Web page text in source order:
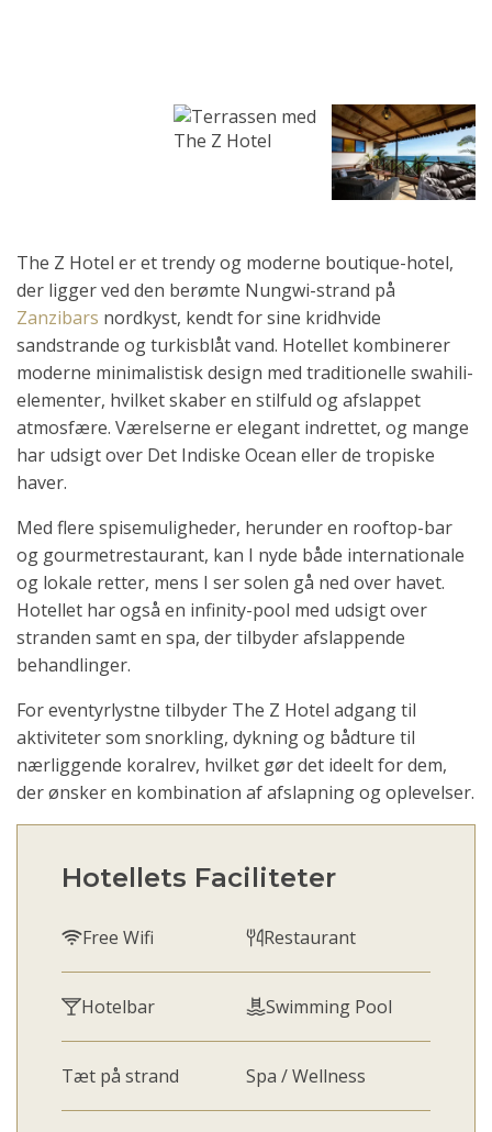
The Z Hotel er et trendy og moderne boutique-hotel,
der ligger ved den berømte Nungwi-strand på
Zanzibars nordkyst, kendt for sine kridhvide
sandstrande og turkisblåt vand. Hotellet kombinerer
moderne minimalistisk design med traditionelle swahili-
elementer, hvilket skaber en stilfuld og afslappet
atmosfære. Værelserne er elegant indrettet, og mange
har udsigt over Det Indiske Ocean eller de tropiske
haver.
Med flere spisemuligheder, herunder en rooftop-bar
og gourmetrestaurant, kan I nyde både internationale
og lokale retter, mens I ser solen gå ned over havet.
Hotellet har også en infinity-pool med udsigt over
stranden samt en spa, der tilbyder afslappende
behandlinger.
For eventyrlystne tilbyder The Z Hotel adgang til
aktiviteter som snorkling, dykning og bådture til
nærliggende koralrev, hvilket gør det ideelt for dem,
der ønsker en kombination af afslapning og oplevelser.
Hotellets Faciliteter
Free Wifi Restaurant
Hotelbar Swimming Pool
Tæt på strand Spa / Wellness